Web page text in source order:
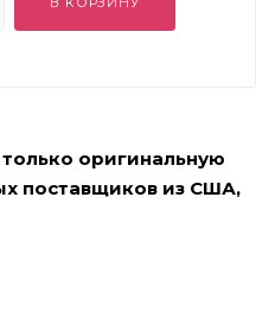
оригинальную
поставщиков из США,